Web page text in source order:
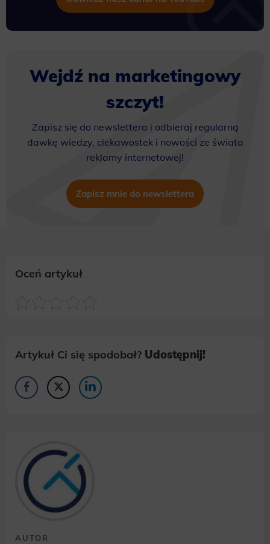
Wejdź na marketingowy
szczyt!
Zapisz się do newslettera i odbieraj regularną
dawkę wiedzy, ciekawostek i nowości ze świata
reklamy internetowej!
Zapisz mnie do newslettera
Oceń artykuł
Artykuł Ci się spodobał? Udostępnij!
AUTOR